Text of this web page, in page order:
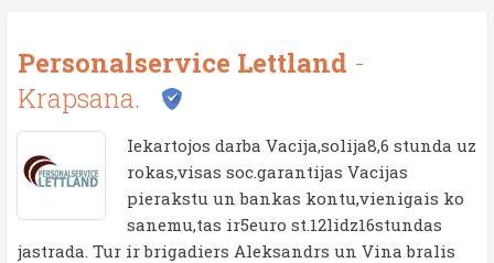
Personalservice Lettland -
Krapsana.
Iekartojos darba Vacija,solija8,6 stunda uz
rokas,visas soc.garantijas Vacijas
pierakstu un bankas kontu,vienigais ko
sanemu,tas ir5euro st.12lidz16stundas
jastrada. Tur ir brigadiers Aleksandrs un Vina bralis